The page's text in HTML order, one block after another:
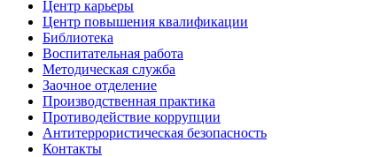
Центр карьеры
Центр повышения квалификации
Библиотека
Воспитательная работа
Методическая служба
Заочное отделение
Производственная практика
Противодействие коррупции
Антитеррористическая безопасность
Контакты